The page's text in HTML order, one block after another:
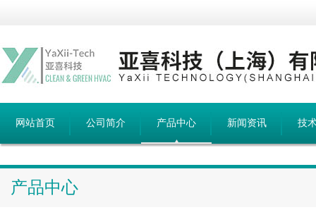
网站首页 公司简介 产品中心 新闻资讯 技
产品中心